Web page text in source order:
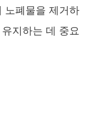
노폐물을 제거하
지하는 데 중요